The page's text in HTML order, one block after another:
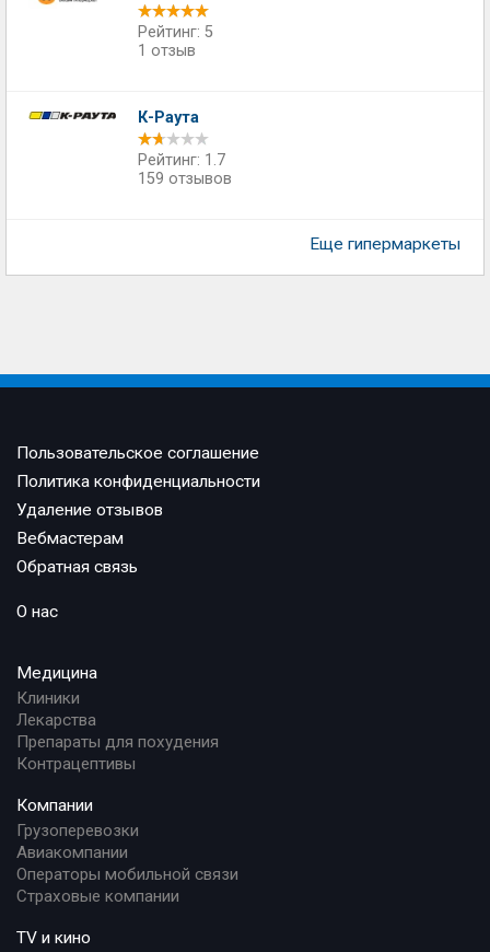
Рейтинг: 5
1 отзыв
К-Раута
Рейтинг: 1.7
159 отзывов
Еще гипермаркеты
Пользовательское соглашение
Политика конфиденциальности
Удаление отзывов
Вебмастерам
Обратная связь
О нас
Медицина
Клиники
Лекарства
Препараты для похудения
Контрацептивы
Компании
Грузоперевозки
Авиакомпании
Операторы мобильной связи
Страховые компании
TV и кино